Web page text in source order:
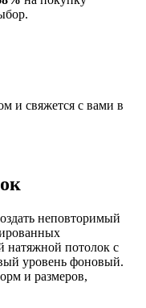
и свяжется с вами в
неповторимый
натяжной потолок с
уровень фоновый.
и размеров,